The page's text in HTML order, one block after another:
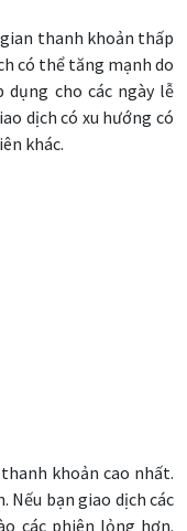
thanh khoản thấp
có thể tăng mạnh do
dụng cho các ngày lễ
dịch có xu hướng có
khác.
khoản cao nhất.
Nếu bạn giao dịch các
các phiên lỏng hơn.